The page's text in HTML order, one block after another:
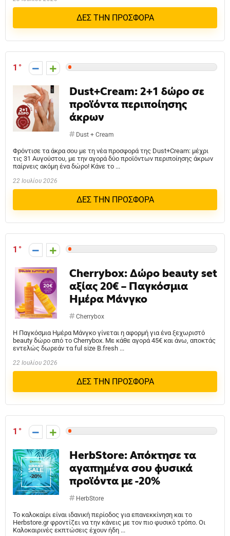
ΔΕΣ ΤΗΝ ΠΡΟΣΦΟΡΑ
1
Dust+Cream: 2+1 δώρο σε
προϊόντα περιποίησης
άκρων
Dust + Cream
Φρόντισε τα άκρα σου με τη νέα προσφορά της Dust+Cream: μέχρι
τις 31 Αυγούστου, με την αγορά δύο προϊόντων περιποίησης άκρων
παίρνεις ακόμη ένα δώρο! Kάνε το ...
22 Ιουλίου 2026
ΔΕΣ ΤΗΝ ΠΡΟΣΦΟΡΑ
1
Cherrybox: Δώρο beauty set
αξίας 20€ – Παγκόσμια
Ημέρα Μάνγκο
Cherrybox
Η Παγκόσμια Ημέρα Μάνγκο γίνεται η αφορμή για ένα ξεχωριστό
beauty δώρο από το Cherrybox. Με κάθε αγορά 45€ και άνω, αποκτάς
εντελώς δωρεάν τα ful size B.fresh ...
22 Ιουλίου 2026
ΔΕΣ ΤΗΝ ΠΡΟΣΦΟΡΑ
1
HerbStore: Απόκτησε τα
αγαπημένα σου φυσικά
προϊόντα με -20%
HerbStore
Το καλοκαίρι είναι ιδανική περίοδος για επανεκκίνηση και το
Herbstore.gr φροντίζει να την κάνεις με τον πιο φυσικό τρόπο. Οι
Καλοκαιρινές εκπτώσεις έχουν ήδη ...